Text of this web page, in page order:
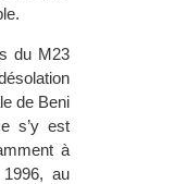
du M23
de Beni
s’y est
à
au